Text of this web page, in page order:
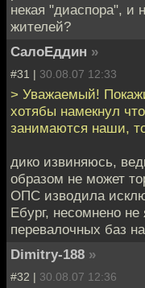
некая "диаспора", и
жителей?
СалоЕддин »
#31 | 30.08.07 12:33
> Уважаемый!
хотябы намекнул
занимаются наши,
дико извиняюсь,
образом не может
ОПС изводила
Ебург, несомнено
перевалочных баз
Dimitry-188 »
#32 | 30.08.07 12:36